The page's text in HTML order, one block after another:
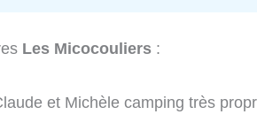
Les Micocouliers :
et Michèle camping très